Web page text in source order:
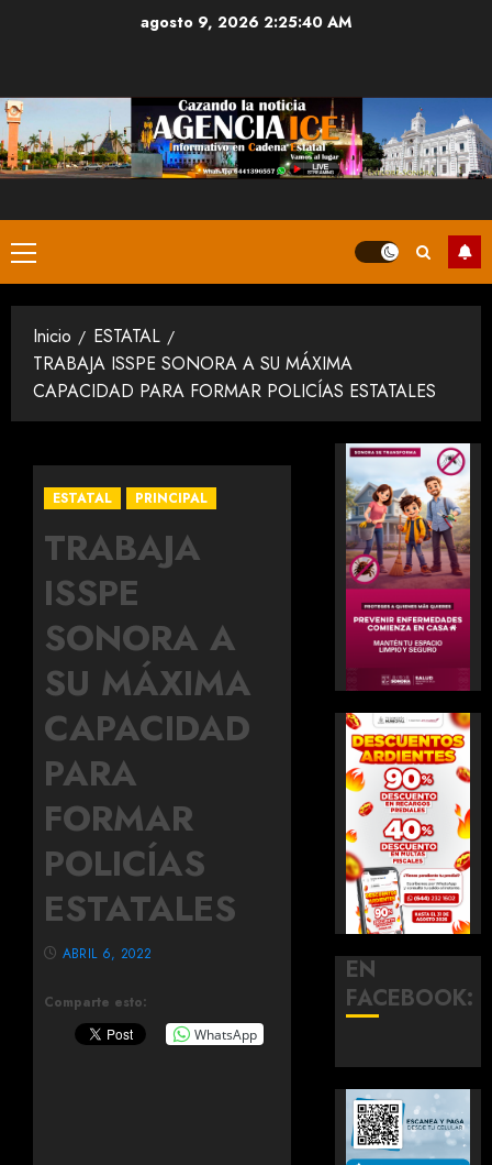
agosto 9, 20262:25:41 AM
Menú
principal
Inicio
ESTATAL
TRABAJA ISSPE SONORA A SU MÁXIMA
CAPACIDAD PARA FORMAR POLICÍAS ESTATALES
ESTATAL PRINCIPAL
TRABAJA
ISSPE
SONORA A
SU MÁXIMA
CAPACIDAD
PARA
FORMAR
POLICÍAS
ESTATALES
Comparte esto:
WhatsApp
ABRIL 6, 2022
EN
FACEBOOK: